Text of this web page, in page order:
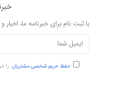
با ثبت نام برای خبرنامه ما، اخبار
حفظ حریم شخصی مشتریان را